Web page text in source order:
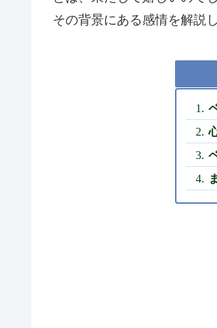
その背景にある感情を解説し